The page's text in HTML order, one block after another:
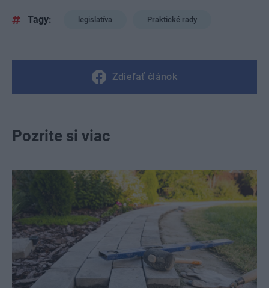
Tagy: legislatíva Praktické rady
Zdieľať článok
Pozrite si viac